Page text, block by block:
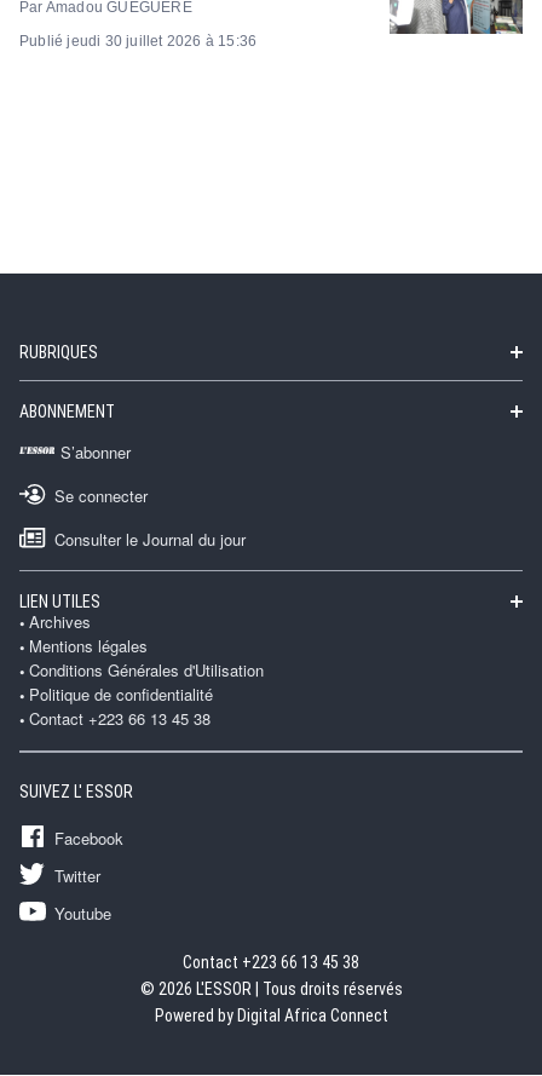
Par Amadou GUEGUERE
Publié jeudi 30 juillet 2026 à 15:36
RUBRIQUES
ABONNEMENT
S’abonner
Se connecter
Consulter le Journal du jour
LIEN UTILES
Archives
Mentions légales
Conditions Générales d'Utilisation
Politique de confidentialité
Contact +223 66 13 45 38
SUIVEZ L' ESSOR
Facebook
Twitter
Youtube
Contact +223 66 13 45 38
© 2026 L'ESSOR | Tous droits réservés
Powered by Digital Africa Connect